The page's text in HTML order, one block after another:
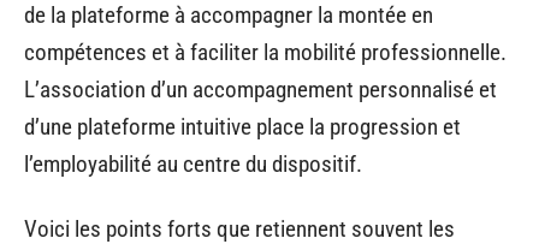
de la plateforme à accompagner la montée en
compétences et à faciliter la mobilité professionnelle.
L’association d’un accompagnement personnalisé et
d’une plateforme intuitive place la progression et
l’employabilité au centre du dispositif.
Voici les points forts que retiennent souvent les